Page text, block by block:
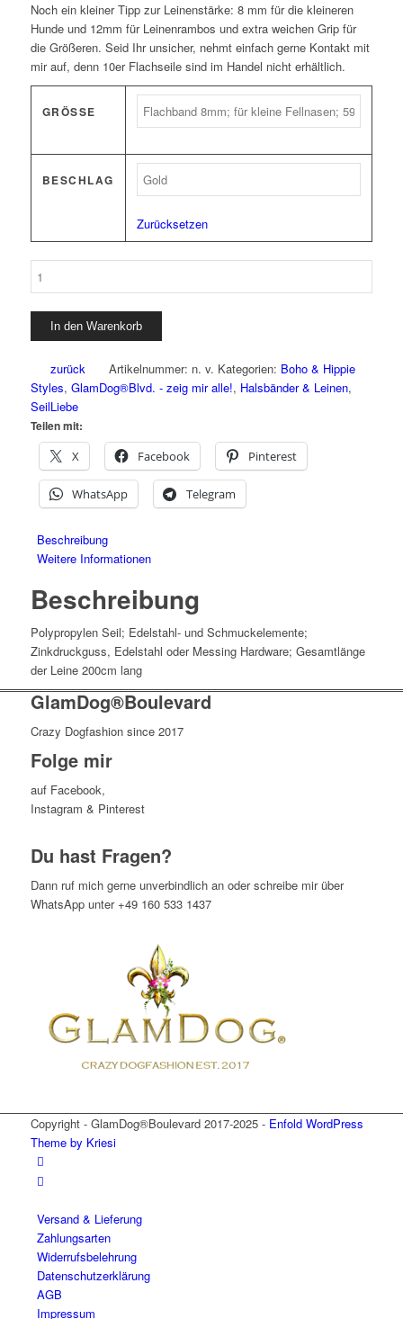
Noch ein kleiner Tipp zur Leinenstärke: 8 mm für die kleineren
Hunde und 12mm für Leinenrambos und extra weichen Grip für
die Größeren. Seid Ihr unsicher, nehmt einfach gerne Kontakt mit
mir auf, denn 10er Flachseile sind im Handel nicht erhältlich.
GRÖSSE
BESCHLAG
Zurücksetzen
MengeIn den Warenkorb
zurück Artikelnummer: n. v. Kategorien: Boho & Hippie
Styles, GlamDog®Blvd. - zeig mir alle!, Halsbänder & Leinen,
SeilLiebe
Teilen mit:
X
Facebook Pinterest
WhatsApp Telegram
Beschreibung
Weitere Informationen
Beschreibung
Polypropylen Seil; Edelstahl- und Schmuckelemente;
Zinkdruckguss, Edelstahl oder Messing Hardware; Gesamtlänge
der Leine 200cm lang
GlamDog®Boulevard
Crazy Dogfashion since 2017
Folge mir
auf Facebook,
Instagram & Pinterest
Du hast Fragen?
Dann ruf mich gerne unverbindlich an oder schreibe mir über
WhatsApp unter +49 160 533 1437
Copyright - GlamDog®Boulevard 2017-2025 - Enfold WordPress
Theme by Kriesi
Versand & Lieferung
Zahlungsarten
Widerrufsbelehrung
Datenschutzerklärung
AGB
Impressum